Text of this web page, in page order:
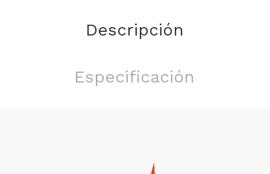
Descripción
Especificación